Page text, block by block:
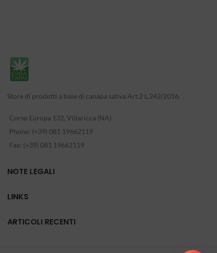
Store di prodotti a base di canapa sativa Art.2 L.242/2016.
Corso Europa 132, Villaricca (NA)
Phone: (+39) 081 19662119
Fax: (+39) 081 19662119
NOTE LEGALI
LINKS
ARTICOLI RECENTI